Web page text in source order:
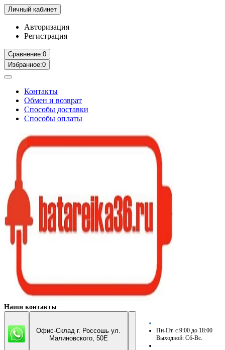
Личный кабинет
Авторизация
Регистрация
Сравнение:0
Избранное:0
Контакты
Обмен и возврат
Способы доставки
Способы оплаты
Наши контакты
Офис-Склад г. Россошь ул.
Малиновского, 50Е
Пн-Пт. с 9:00 до 18:00
Выходной: Сб-Вс.